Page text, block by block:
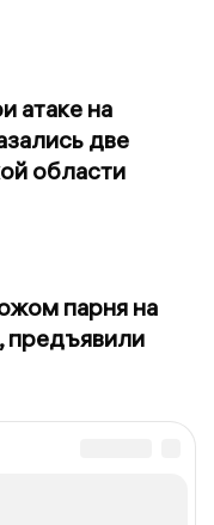
атаке на
две
области
парня на
предъявили